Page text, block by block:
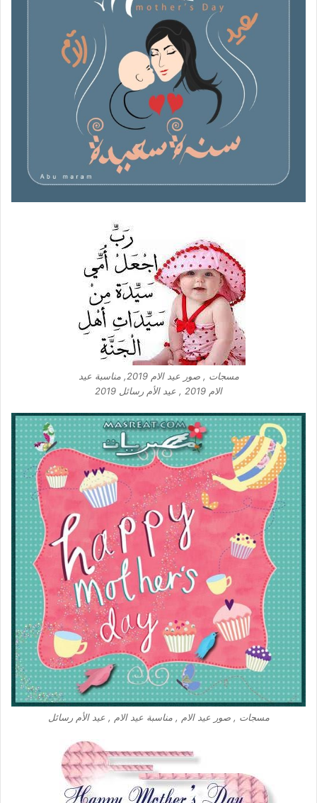
مسجات , صور عيد الام 2019, مناسبة عيد
الام 2019 , عيد الأم رسائل 2019
مسجات , صور عيد الام , مناسبة عيد الام , عيد الأم رسائل